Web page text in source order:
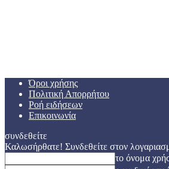
Όροι χρήσης
Πολιτική Απορρήτου
Ροή ειδήσεων
Επικοινωνία
συνδεθείτε
Καλωσήρθατε! Συνδεθείτε στον
το όνομα